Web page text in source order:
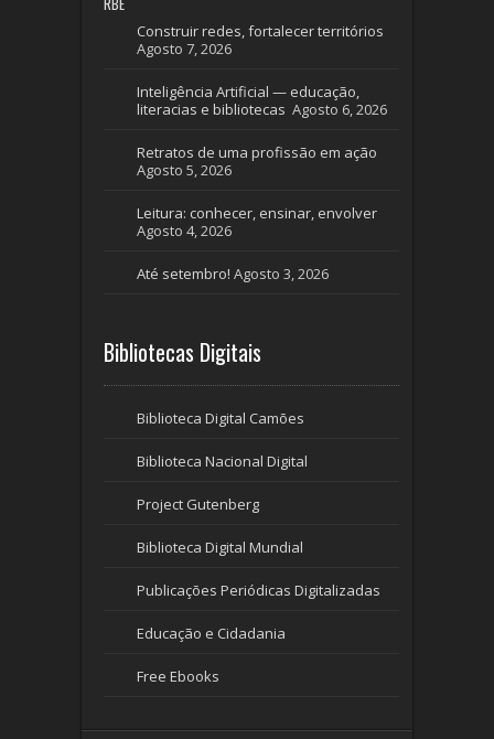
Construir redes, fortalecer territórios
Agosto 7, 2026
Inteligência Artificial — educação,
literacias e bibliotecas Agosto 6, 2026
Retratos de uma profissão em ação
Agosto 5, 2026
Leitura: conhecer, ensinar, envolver
Agosto 4, 2026
Até setembro! Agosto 3, 2026
Bibliotecas Digitais
Biblioteca Digital Camões
Biblioteca Nacional Digital
Project Gutenberg
Biblioteca Digital Mundial
Publicações Periódicas Digitalizadas
Educação e Cidadania
Free Ebooks